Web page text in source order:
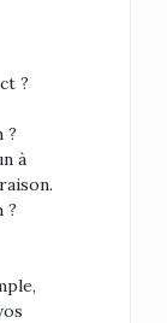
?
?
à
?